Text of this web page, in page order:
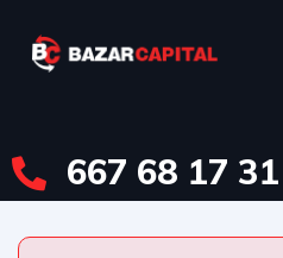
667 68 17 31